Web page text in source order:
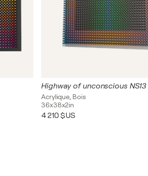
Highway of unconscious NS13
Acrylique, Bois
36x38x2in
4 210 $US